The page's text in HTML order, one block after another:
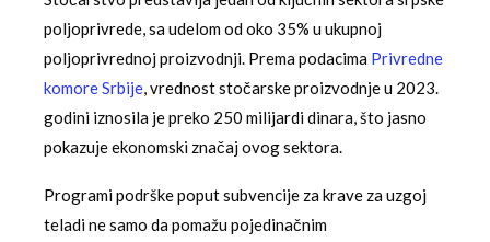
poljoprivrede, sa udelom od oko 35% u ukupnoj
poljoprivrednoj proizvodnji. Prema podacima Privredne
komore Srbije , vrednost stočarske proizvodnje u 2023.
godini iznosila je preko 250 milijardi dinara, što jasno
pokazuje ekonomski značaj ovog sektora.
Programi podrške poput subvencije za krave za uzgoj
teladi ne samo da pomažu pojedinačnim